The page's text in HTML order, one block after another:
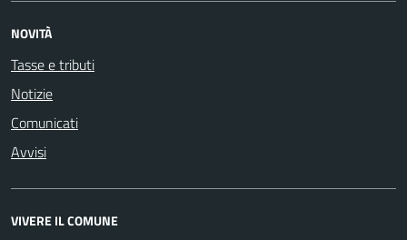
NOVITÀ
Tasse e tributi
Notizie
Comunicati
Avvisi
VIVERE IL COMUNE